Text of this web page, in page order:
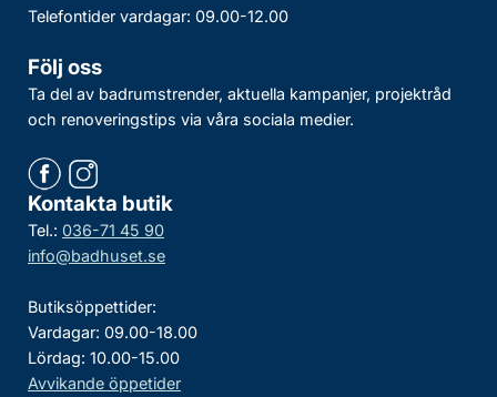
Telefontider vardagar: 09.00-12.00
Följ oss
Ta del av badrumstrender, aktuella kampanjer, projektråd
och renoveringstips via våra sociala medier.
Kontakta butik
Tel.: 036-71 45 90
info@badhuset.se
Butiksöppettider:
Vardagar: 09.00-18.00
Lördag: 10.00-15.00
Avvikande öppetider